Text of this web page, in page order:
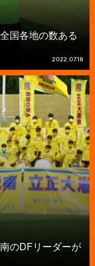
国各地の数ある
2022.07.18
のDFリーダーが